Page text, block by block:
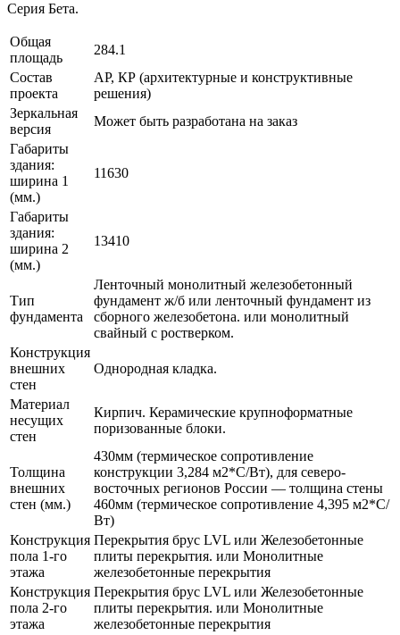
Серия Бета.
Общая
площадь
284.1
Состав
проекта
АР, КР (архитектурные и конструктивные
решения)
Зеркальная
версия
Может быть разработана на заказ
Габариты
здания:
ширина 1
(мм.)
11630
Габариты
здания:
ширина 2
(мм.)
13410
Тип
фундамента
Ленточный монолитный железобетонный
фундамент ж/б или ленточный фундамент из
сборного железобетона. или монолитный
свайный с ростверком.
Конструкция
внешних
стен
Однородная кладка.
Материал
несущих
стен
Кирпич. Керамические крупноформатные
поризованные блоки.
Толщина
внешних
стен (мм.)
430мм (термическое сопротивление
конструкции 3,284 м2*С/Вт), для северо-
восточных регионов России — толщина стены
460мм (термическое сопротивление 4,395 м2*С/
Вт)
Конструкция
пола 1-го
этажа
Перекрытия брус LVL или Железобетонные
плиты перекрытия. или Монолитные
железобетонные перекрытия
Конструкция
пола 2-го
этажа
Перекрытия брус LVL или Железобетонные
плиты перекрытия. или Монолитные
железобетонные перекрытия